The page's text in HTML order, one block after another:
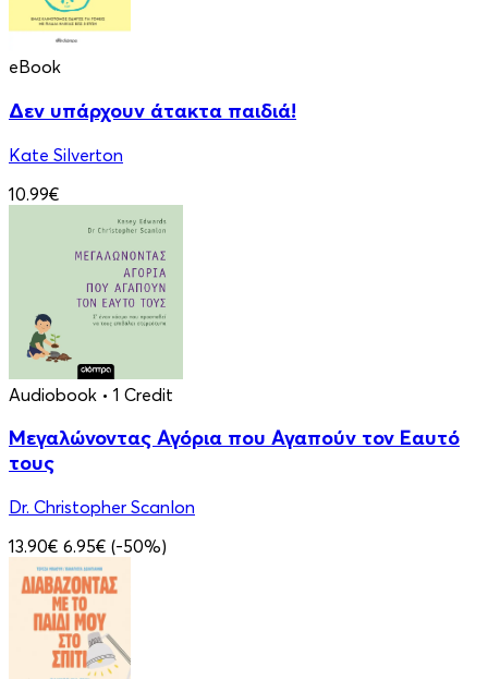
eBook
Δεν υπάρχουν άτακτα παιδιά!
Kate Silverton
10.99€
Audiobook • 1 Credit
Μεγαλώνοντας Αγόρια που Αγαπούν τον Εαυτό
τους
Dr. Christopher Scanlon
13.90€ 6.95€ (-50%)